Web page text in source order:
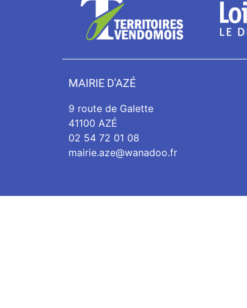
MAIRIE D'AZÉ
9 route de Galette
41100 AZÉ
02 54 72 01 08
mairie.aze@wanadoo.fr